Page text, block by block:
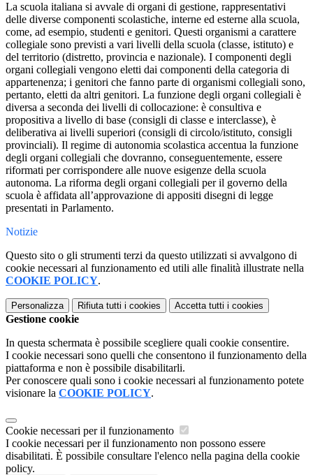
La scuola italiana si avvale di organi di gestione, rappresentativi
delle diverse componenti scolastiche, interne ed esterne alla scuola,
come, ad esempio, studenti e genitori. Questi organismi a carattere
collegiale sono previsti a vari livelli della scuola (classe, istituto) e
del territorio (distretto, provincia e nazionale). I componenti degli
organi collegiali vengono eletti dai componenti della categoria di
appartenenza; i genitori che fanno parte di organismi collegiali sono,
pertanto, eletti da altri genitori. La funzione degli organi collegiali è
diversa a seconda dei livelli di collocazione: è consultiva e
propositiva a livello di base (consigli di classe e interclasse), è
deliberativa ai livelli superiori (consigli di circolo/istituto, consigli
provinciali). Il regime di autonomia scolastica accentua la funzione
degli organi collegiali che dovranno, conseguentemente, essere
riformati per corrispondere alle nuove esigenze della scuola
autonoma. La riforma degli organi collegiali per il governo della
scuola è affidata all’approvazione di appositi disegni di legge
presentati in Parlamento.
Notizie
Questo sito o gli strumenti terzi da questo utilizzati si avvalgono di
cookie necessari al funzionamento ed utili alle finalità illustrate nella
COOKIE POLICY.
Personalizza Rifiuta tutti i cookies Accetta tutti i cookies
Gestione cookie
In questa schermata è possibile scegliere quali cookie consentire.
I cookie necessari sono quelli che consentono il funzionamento della
piattaforma e non è possibile disabilitarli.
Per conoscere quali sono i cookie necessari al funzionamento potete
visionare la COOKIE POLICY.
Cookie necessari per il funzionamento
I cookie necessari per il funzionamento non possono essere
disabilitati. È possibile consultare l'elenco nella pagina della cookie
policy.